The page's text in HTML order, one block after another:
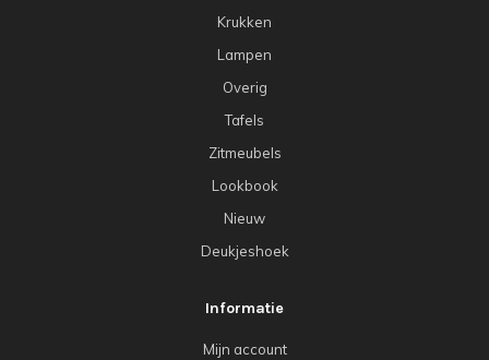
Krukken
Lampen
Overig
Tafels
Zitmeubels
Lookbook
Nieuw
Deukjeshoek
Informatie
Mijn account